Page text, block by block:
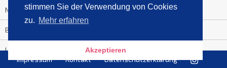
stimmen Sie der Verwendung von Cookies
zu. Mehr erfahren
Akzeptieren
Media Control eBook-Panel
BIATHLON-WM im TV
Lagerfelds N°5
Impressum Kontakt Datenschutzerklärung